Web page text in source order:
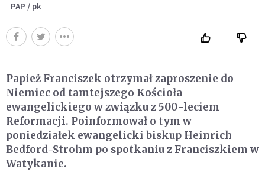
PAP / pk
Papież Franciszek otrzymał zaproszenie do
Niemiec od tamtejszego Kościoła
ewangelickiego w związku z 500-leciem
Reformacji. Poinformował o tym w
poniedziałek ewangelicki biskup Heinrich
Bedford-Strohm po spotkaniu z Franciszkiem w
Watykanie.